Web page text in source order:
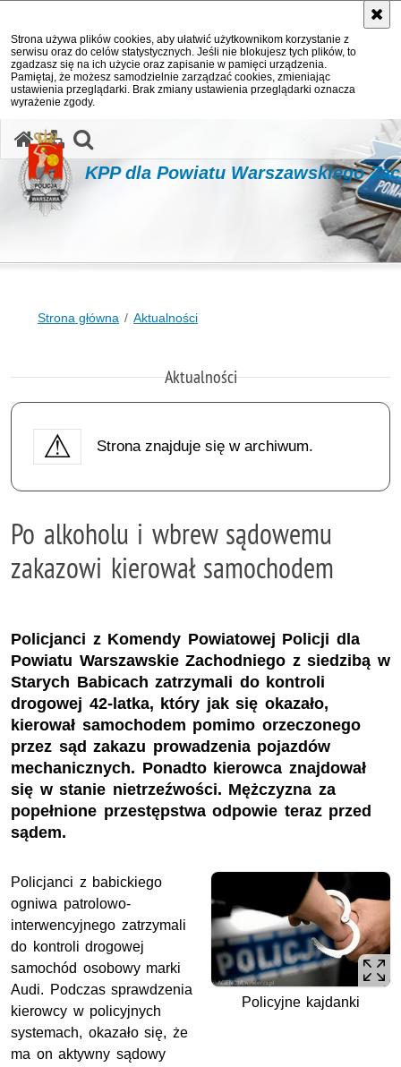
Strona używa plików cookies, aby ułatwić użytkownikom korzystanie z
serwisu oraz do celów statystycznych. Jeśli nie blokujesz tych plików, to
zgadzasz się na ich użycie oraz zapisanie w pamięci urządzenia.
Pamiętaj, że możesz samodzielnie zarządzać cookies, zmieniając
ustawienia przeglądarki. Brak zmiany ustawienia przeglądarki oznacza
wyrażenie zgody.
KPP dla Powiatu Warszawskiego
Strona główna Aktualności
Aktualności
Strona znajduje się w archiwum.
Po alkoholu i wbrew sądowemu
zakazowi kierował samochodem
Policjanci z Komendy Powiatowej Policji dla
Powiatu Warszawskie Zachodniego z siedzibą w
Starych Babicach zatrzymali do kontroli
drogowej 42-latka, który jak się okazało,
kierował samochodem pomimo orzeczonego
przez sąd zakazu prowadzenia pojazdów
mechanicznych. Ponadto kierowca znajdował
się w stanie nietrzeźwości. Mężczyzna za
popełnione przestępstwa odpowie teraz przed
sądem.
Policyjne kajdanki
Policjanci z babickiego
ogniwa patrolowo-
interwencyjnego zatrzymali
do kontroli drogowej
samochód osobowy marki
Audi. Podczas sprawdzenia
kierowcy w policyjnych
systemach, okazało się, że
ma on aktywny sądowy